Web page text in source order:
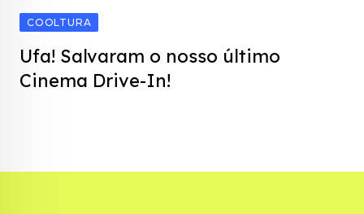
COOLTURA
Ufa! Salvaram o nosso último
Cinema Drive-In!